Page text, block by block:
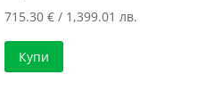
715.30€ / 1,399.01 лв.
Купи